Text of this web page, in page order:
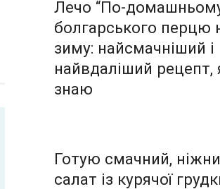
Лечо “По-
болгарського перцю
зиму: найсмачніший і
найвдаліший рецепт,
знаю
Готую смачний,
салат із курячої